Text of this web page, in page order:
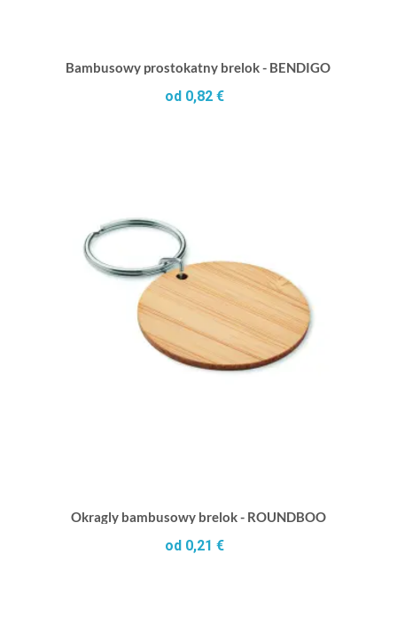
Bambusowy prostokatny brelok - BENDIGO
od 0,82 €
Okragly bambusowy brelok - ROUNDBOO
od 0,21 €